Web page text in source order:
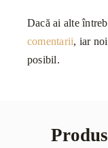
Dacă ai alte
comentarii, iar
posibil.